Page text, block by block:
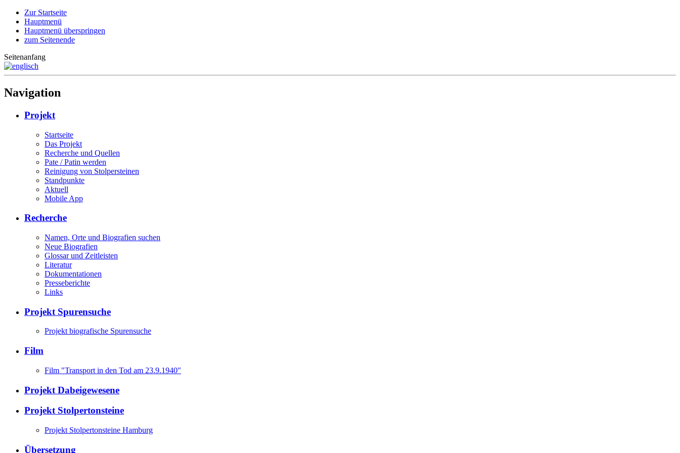
Zur Startseite
Hauptmenü
Hauptmenü überspringen
zum Seitenende
Seitenanfang
Navigation
Projekt
Startseite
Das Projekt
Recherche und Quellen
Pate / Patin werden
Reinigung von Stolpersteinen
Standpunkte
Aktuell
Mobile App
Recherche
Namen, Orte und Biografien suchen
Neue Biografien
Glossar und Zeitleisten
Literatur
Dokumentationen
Presseberichte
Links
Projekt Spurensuche
Projekt biografische Spurensuche
Film
Film "Transport in den Tod am 23.9.1940"
Projekt Dabeigewesene
Projekt Stolpertonsteine
Projekt Stolpertonsteine Hamburg
Übersetzung